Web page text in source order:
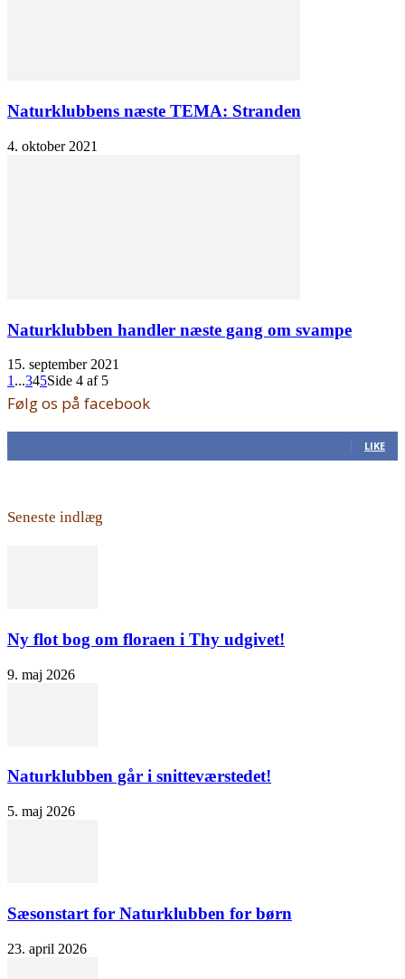
Naturklubbens næste TEMA: Stranden
4. oktober 2021
Naturklubben handler næste gang om svampe
15. september 2021
1 ...345Side 4 af 5
Følg os på facebook
LIKE
Seneste indlæg
Ny flot bog om floraen i Thy udgivet!
9. maj 2026
Naturklubben går i snitteværstedet!
5. maj 2026
Sæsonstart for Naturklubben for børn
23. april 2026